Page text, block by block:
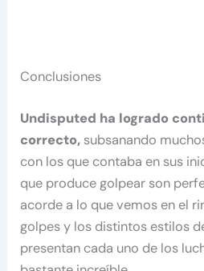
Conclusiones
Undisputed ha logrado
correcto, subsanando
con los que contaba en sus
que produce golpear son
acorde a lo que vemos en el
golpes y los distintos estilos
presentan cada uno de los